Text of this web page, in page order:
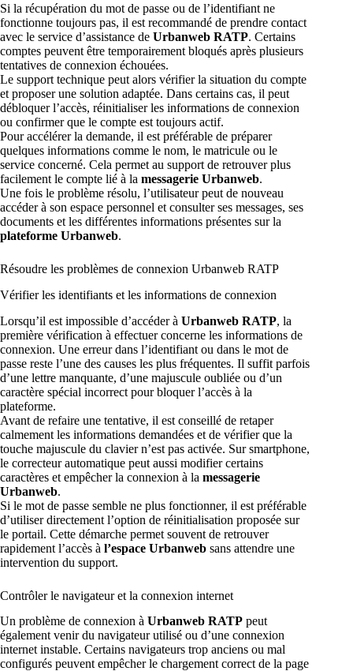
Si la récupération du mot de passe ou de l’identifiant ne
fonctionne toujours pas, il est recommandé de prendre contact
avec le service d’assistance de Urbanweb RATP. Certains
comptes peuvent être temporairement bloqués après plusieurs
tentatives de connexion échouées.
Le support technique peut alors vérifier la situation du compte
et proposer une solution adaptée. Dans certains cas, il peut
débloquer l’accès, réinitialiser les informations de connexion
ou confirmer que le compte est toujours actif.
Pour accélérer la demande, il est préférable de préparer
quelques informations comme le nom, le matricule ou le
service concerné. Cela permet au support de retrouver plus
facilement le compte lié à la messagerie Urbanweb.
Une fois le problème résolu, l’utilisateur peut de nouveau
accéder à son espace personnel et consulter ses messages, ses
documents et les différentes informations présentes sur la
plateforme Urbanweb.
Résoudre les problèmes de connexion Urbanweb RATP
Vérifier les identifiants et les informations de connexion
Lorsqu’il est impossible d’accéder à Urbanweb RATP, la
première vérification à effectuer concerne les informations de
connexion. Une erreur dans l’identifiant ou dans le mot de
passe reste l’une des causes les plus fréquentes. Il suffit parfois
d’une lettre manquante, d’une majuscule oubliée ou d’un
caractère spécial incorrect pour bloquer l’accès à la
plateforme.
Avant de refaire une tentative, il est conseillé de retaper
calmement les informations demandées et de vérifier que la
touche majuscule du clavier n’est pas activée. Sur smartphone,
le correcteur automatique peut aussi modifier certains
caractères et empêcher la connexion à la messagerie
Urbanweb.
Si le mot de passe semble ne plus fonctionner, il est préférable
d’utiliser directement l’option de réinitialisation proposée sur
le portail. Cette démarche permet souvent de retrouver
rapidement l’accès à l’espace Urbanweb sans attendre une
intervention du support.
Contrôler le navigateur et la connexion internet
Un problème de connexion à Urbanweb RATP peut
également venir du navigateur utilisé ou d’une connexion
internet instable. Certains navigateurs trop anciens ou mal
configurés peuvent empêcher le chargement correct de la page